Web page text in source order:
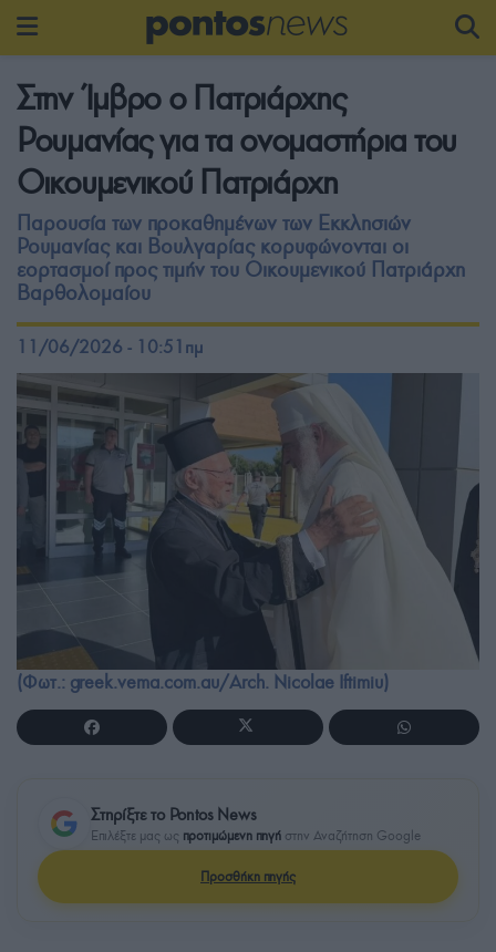
Στην Ίμβρο ο Πατριάρχης
Ρουμανίας για τα ονομαστήρια του
Οικουμενικού Πατριάρχη
Παρουσία των προκαθημένων των Εκκλησιών
Ρουμανίας και Βουλγαρίας κορυφώνονται οι
εορτασμοί προς τιμήν του Οικουμενικού Πατριάρχη
Βαρθολομαίου
11/06/2026 - 10:51πμ
(Φωτ.: greek.vema.com.au/Arch. Nicolae Iftimiu)
Στηρίξτε το Pontos News
Επιλέξτε μας ως προτιμώμενη πηγή στην Αναζήτηση Google
Προσθήκη πηγής